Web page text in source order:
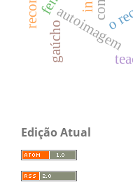
autoimagem
gaúcho
Edição Atual